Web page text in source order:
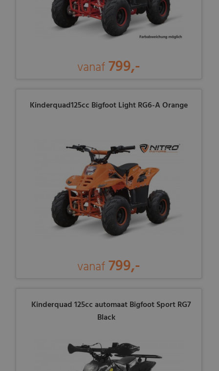
vanaf799,-
Kinderquad125cc Bigfoot Light RG6-A Orange
vanaf799,-
Kinderquad 125cc automaat Bigfoot Sport RG7
Black